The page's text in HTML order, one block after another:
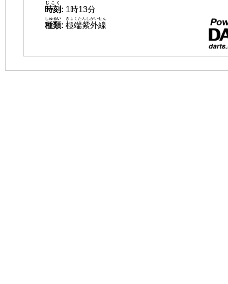
時刻
じこく
: 1時13分
種類
しゅるい
: 極端紫外線
きょくたんしがいせん